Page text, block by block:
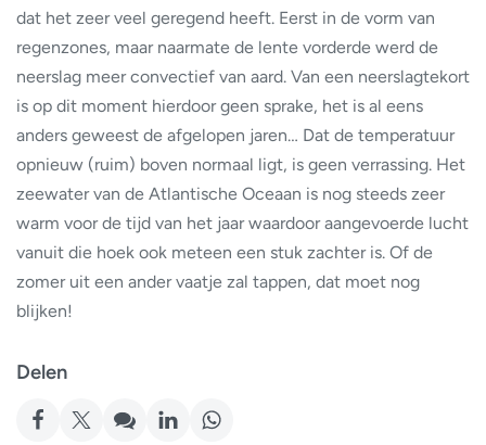
dat het zeer veel geregend heeft. Eerst in de vorm van
regenzones, maar naarmate de lente vorderde werd de
neerslag meer convectief van aard. Van een neerslagtekort
is op dit moment hierdoor geen sprake, het is al eens
anders geweest de afgelopen jaren… Dat de temperatuur
opnieuw (ruim) boven normaal ligt, is geen verrassing. Het
zeewater van de Atlantische Oceaan is nog steeds zeer
warm voor de tijd van het jaar waardoor aangevoerde lucht
vanuit die hoek ook meteen een stuk zachter is. Of de
zomer uit een ander vaatje zal tappen, dat moet nog
blijken!
Delen